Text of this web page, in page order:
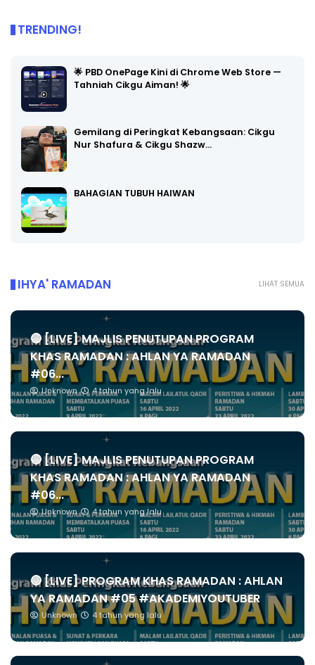
TRENDING!
🌟 PBD OnePage Kini di Chrome Web Store —
Tahniah Cikgu Aiman! 🌟
Gemilang di Peringkat Kebangsaan: Cikgu
Nur Shafura & Cikgu Shazw…
BAHAGIAN TUBUH HAIWAN
LIHAT SEMUA
IHYA' RAMADAN
🔴 [LIVE] MAJLIS PENUTUPAN PROGRAM
KHAS RAMADAN : AHLAN YA RAMADAN
#06...
Unknown 4 tahun yang lalu
🔴 [LIVE] MAJLIS PENUTUPAN PROGRAM
KHAS RAMADAN : AHLAN YA RAMADAN
#06...
Unknown 4 tahun yang lalu
🔴 [LIVE] PROGRAM KHAS RAMADAN : AHLAN
YA RAMADAN #05 #AKADEMIYOUTUBER
Unknown 4 tahun yang lalu